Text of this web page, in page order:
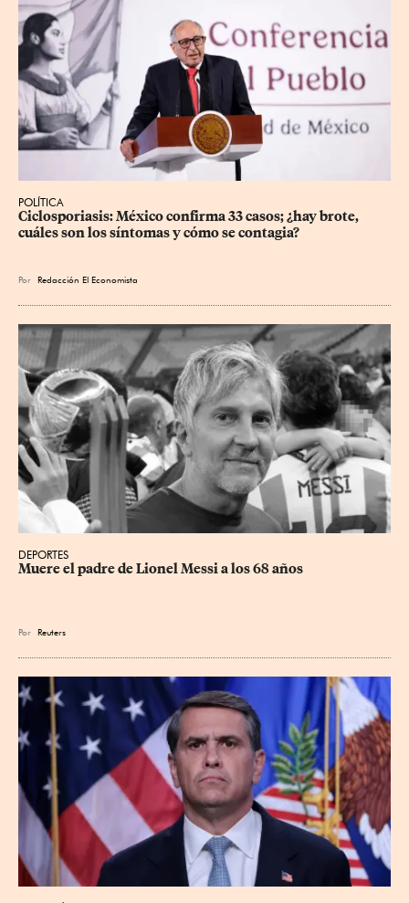
POLÍTICA
Ciclosporiasis: México confirma 33 casos; ¿hay brote,
cuáles son los síntomas y cómo se contagia?
Por Redacción El Economista
DEPORTES
Muere el padre de Lionel Messi a los 68 años
Por Reuters